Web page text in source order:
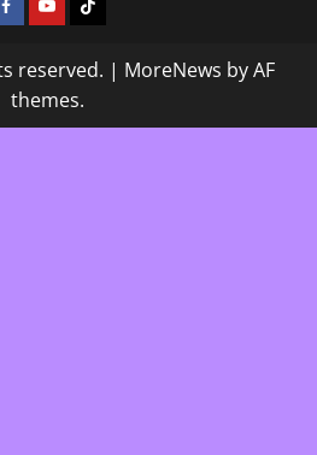
Facebook
YoutubeTiktok
reserved. | MoreNews by AF
themes.